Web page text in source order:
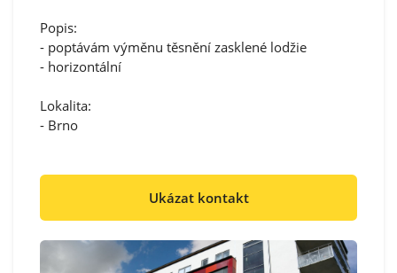
Popis:
- poptávám výměnu těsnění zasklené lodžie
- horizontální
Lokalita:
- Brno
Ukázat kontakt